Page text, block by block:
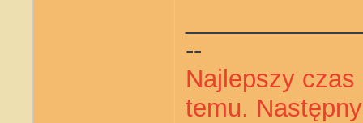
--
Najlepszy czas
temu.